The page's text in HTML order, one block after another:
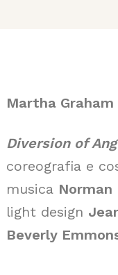
Martha Graham
Diversion of
coreografia e
musica Norman
light design
Beverly